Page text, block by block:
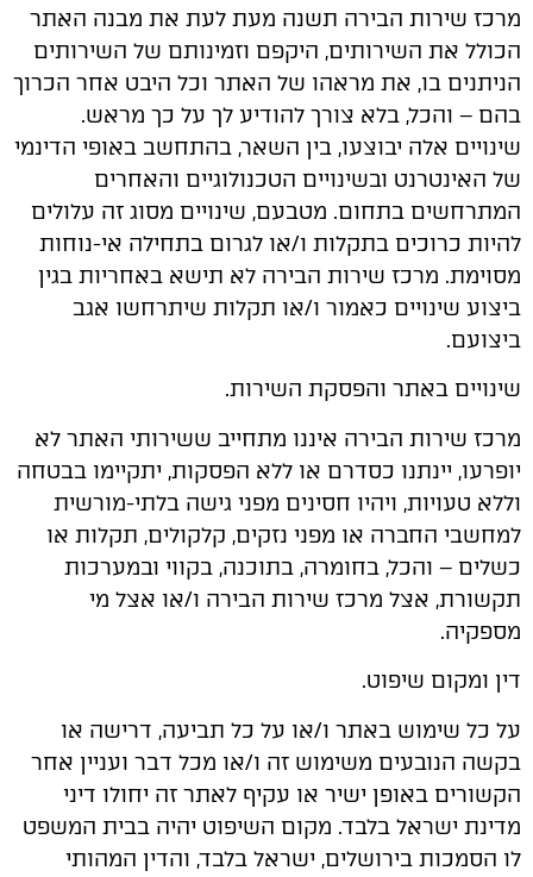
מרכז שירות הבירה תשנה מעת לעת את מבנה האתר
הכולל את השירותים, היקפם וזמינותם של השירותים
הניתנים בו, את מראהו של האתר וכל היבט אחר הכרוך
בהם – והכל, בלא צורך להודיע לך על כך מראש.
שינויים אלה יבוצעו, בין השאר, בהתחשב באופי הדינמי
של האינטרנט ובשינויים הטכנולוגיים והאחרים
המתרחשים בתחום. מטבעם, שינויים מסוג זה עלולים
להיות כרוכים בתקלות ו/או לגרום בתחילה אי-נוחות
מסוימת. מרכז שירות הבירה לא תישא באחריות בגין
ביצוע שינויים כאמור ו/או תקלות שיתרחשו אגב
ביצועם.
שינויים באתר והפסקת השירות.
מרכז שירות הבירה איננו מתחייב ששירותי האתר לא
יופרעו, יינתנו כסדרם או ללא הפסקות, יתקיימו בבטחה
וללא טעויות, ויהיו חסינים מפני גישה בלתי-מורשית
למחשבי החברה או מפני נזקים, קלקולים, תקלות או
כשלים – והכל, בחומרה, בתוכנה, בקווי ובמערכות
תקשורת, אצל מרכז שירות הבירה ו/או אצל מי
מספקיה.
דין ומקום שיפוט.
על כל שימוש באתר ו/או על כל תביעה, דרישה או
בקשה הנובעים משימוש זה ו/או מכל דבר ועניין אחר
הקשורים באופן ישיר או עקיף לאתר זה יחולו דיני
מדינת ישראל בלבד. מקום השיפוט יהיה בבית המשפט
לו הסמכות בירושלים, ישראל בלבד, והדין המהותי